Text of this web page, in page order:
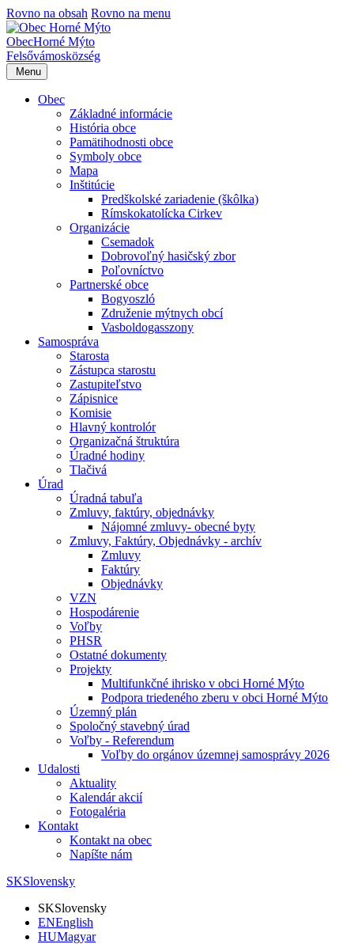
Rovno na obsah Rovno na menu
ObecHorné Mýto
Felsővámosközség
Menu
Obec
Základné informácie
História obce
Pamätihodnosti obce
Symboly obce
Mapa
Inštitúcie
Predškolské zariadenie (škôlka)
Rímskokatolícka Cirkev
Organizácie
Csemadok
Dobrovoľný hasičský zbor
Poľovníctvo
Partnerské obce
Bogyoszló
Združenie mýtnych obcí
Vasboldogasszony
Samospráva
Starosta
Zástupca starostu
Zastupiteľstvo
Zápisnice
Komisie
Hlavný kontrolór
Organizačná štruktúra
Úradné hodiny
Tlačivá
Úrad
Úradná tabuľa
Zmluvy, faktúry, objednávky
Nájomné zmluvy- obecné byty
Zmluvy, Faktúry, Objednávky - archív
Zmluvy
Faktúry
Objednávky
VZN
Hospodárenie
Voľby
PHSR
Ostatné dokumenty
Projekty
Multifunkčné ihrisko v obci Horné Mýto
Podpora triedeného zberu v obci Horné Mýto
Územný plán
Spoločný stavebný úrad
Voľby - Referendum
Voľby do orgánov územnej samosprávy 2026
Udalosti
Aktuality
Kalendár akcií
Fotogaléria
Kontakt
Kontakt na obec
Napíšte nám
SKSlovensky
SKSlovensky
ENEnglish
HUMagyar